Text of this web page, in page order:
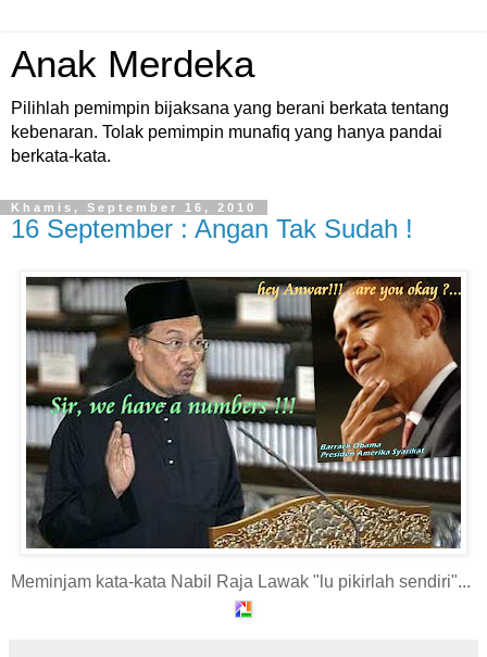
Anak Merdeka
Pilihlah pemimpin bijaksana yang berani berkata tentang
kebenaran. Tolak pemimpin munafiq yang hanya pandai
berkata-kata.
Khamis, September 16, 2010
16 September : Angan Tak Sudah !
Meminjam kata-kata Nabil Raja Lawak "lu pikirlah sendiri"...